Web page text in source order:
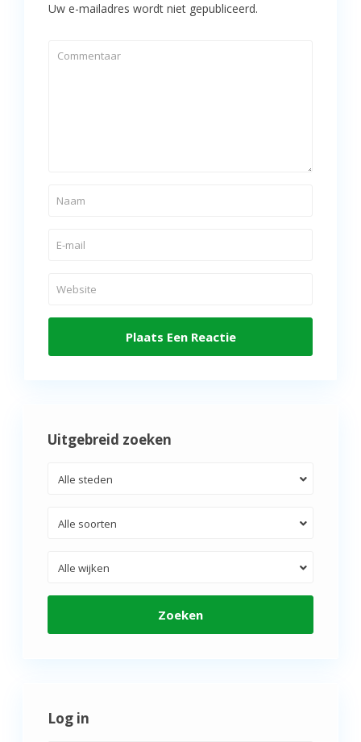
Uw e-mailadres wordt niet gepubliceerd.
Uitgebreid zoeken
Alle steden
Alle soorten
Alle wijken
Zoeken
Log in